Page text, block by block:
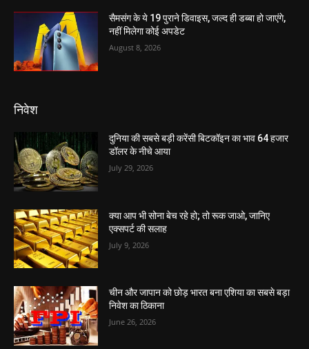
सैमसंग के ये 19 पुराने डिवाइस, जल्द ही डब्बा हो जाएंगे,
नहीं मिलेगा कोई अपडेट
August 8, 2026
निवेश
दुनिया की सबसे बड़ी करेंसी बिटकॉइन का भाव 64 हजार
डॉलर के नीचे आया
July 29, 2026
क्या आप भी सोना बेच रहे हो; तो रूक जाओ, जानिए
एक्सपर्ट की सलाह
July 9, 2026
चीन और जापान को छोड़ भारत बना एशिया का सबसे बड़ा
निवेश का ठिकाना
June 26, 2026